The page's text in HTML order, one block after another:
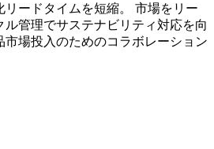
リードタイムを短縮。 市場をリー
ル管理でサステナビリティ対応を向
市場投入のためのコラボレーション